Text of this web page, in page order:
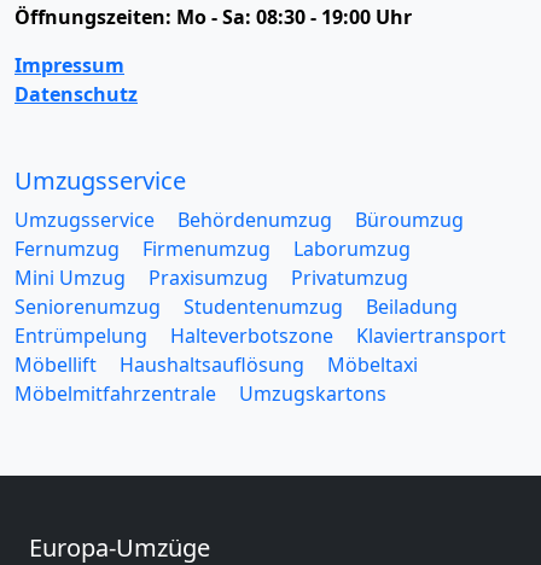
Öffnungszeiten: Mo - Sa: 08:30 - 19:00 Uhr
Impressum
Datenschutz
Umzugsservice
Umzugsservice Behördenumzug
Büroumzug
Fernumzug
Firmenumzug
Laborumzug
Mini Umzug
Praxisumzug
Privatumzug
Seniorenumzug
Studentenumzug
Beiladung
Entrümpelung
Halteverbotszone
Klaviertransport
Möbellift
Haushaltsauflösung
Möbeltaxi
Möbelmitfahrzentrale
Umzugskartons
Europa-Umzüge